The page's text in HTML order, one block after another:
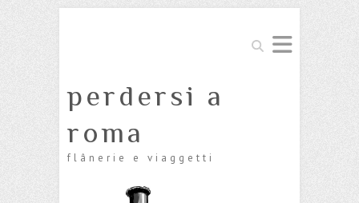
Cerca
perdersi a
roma
flânerie e viaggetti